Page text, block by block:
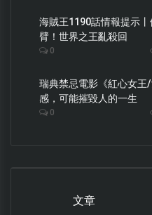
海賊王1190話情報提示
臂！世界之王亂殺回
0
瑞典禁忌電影《紅心女
感，可能摧毀人的一生
0
文章